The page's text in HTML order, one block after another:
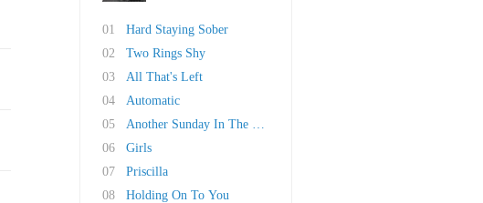
01
Hard Staying Sober
02
Two Rings Shy
03
All That's Left
04
Automatic
05
Another Sunday In The South
06
Girls
07
Priscilla
08
Holding On To You